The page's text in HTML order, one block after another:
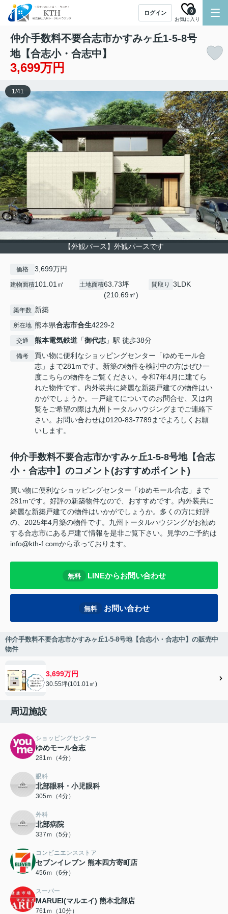
ログイン
お気に入り
0
仲介手数料不要合志市かすみヶ丘1-5-8号
地【合志小・合志中】
3,699万円
【外観パース】外観パースです
1/41
価格 3,699万円
建物面積101.01㎡ 土地面積63.73坪
(210.69㎡)
間取り 3LDK
築年数 新築
所在地 熊本県合志市合生4229-2
交通 熊本電気鉄道 「御代志」駅 徒歩38分
備考
買い物に便利なショッピングセンター「ゆめモール合
志」まで281mです。新築の物件を検討中の方はぜひ一
度こちらの物件をご覧ください。令和7年4月に建てら
れた物件です。内外装共に綺麗な新築戸建ての物件はい
かがでしょうか。一戸建てについてのお問合せ、又は内
覧をご希望の際は九州トータルハウジングまでご連絡下
さい。お問い合わせは0120-83-7789までよろしくお願
いします。
仲介手数料不要合志市かすみヶ丘1-5-8号地【合志
小・合志中】のコメント(おすすめポイント)
買い物に便利なショッピングセンター「ゆめモール合志」まで
281mです。好評の新築物件なので、おすすめです。内外装共に
綺麗な新築戸建ての物件はいかがでしょうか。多くの方に好評
の、2025年4月築の物件です。九州トータルハウジングがお勧め
する合志市にある戸建て情報を是非ご覧下さい。見学のご予約は
info@kth-f.comから承っております。
無料 LINEからお問い合わせ
無料 お問い合わせ
仲介手数料不要合志市かすみヶ丘1-5-8号地【合志小・合志中】の販売中
物件
3,699万円
30.55坪(101.01㎡)
周辺施設
ショッピングセンター
ゆめモール合志
281ｍ（4分）
眼科
北部眼科・小児眼科
305ｍ（4分）
外科
北部病院
337ｍ（5分）
コンビニエンスストア
セブンイレブン 熊本四方寄町店
456ｍ（6分）
スーパー
MARUEI(マルエイ) 熊本北部店
761ｍ（10分）